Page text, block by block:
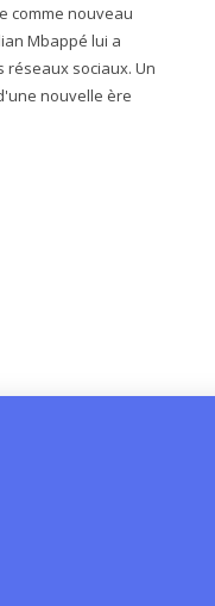
comme nouveau
Mbappé lui a
réseaux sociaux. Un
nouvelle ère